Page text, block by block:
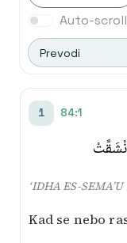
Početak od
modu.
Auto-scroll
Prevodi
Besim Korkut
1 84:1
‘IDHA ES-
Kad se nebo